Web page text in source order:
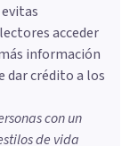
acceder
información
dar crédito a los
con un
de vida